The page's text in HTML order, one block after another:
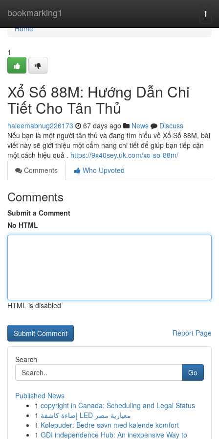
bookmarking1
Home
Home
1
Xổ Số 88M: Hướng Dẫn Chi
Tiết Cho Tân Thủ
haleemabnug226173 67 days ago News
Discuss
Nếu bạn là một người tân thủ và đang tìm hiểu về Xổ Số 88M, bài
viết này sẽ giới thiệu một cẩm nang chi tiết để giúp bạn tiếp cận
một cách hiệu quả . https://9x40sey.uk.com/xo-so-88m/
Comments
Who Upvoted
Comments
Submit a Comment
No HTML
HTML is disabled
Report Page
Search
Go
Published News
1 copyright in Canada: Scheduling and Legal Status
1
إضاءة كاشفة LED معيارية مصر
1 Kølepuder: Bedre søvn med kølende komfort
1 GDI independence Hub: An inexpensive Way to